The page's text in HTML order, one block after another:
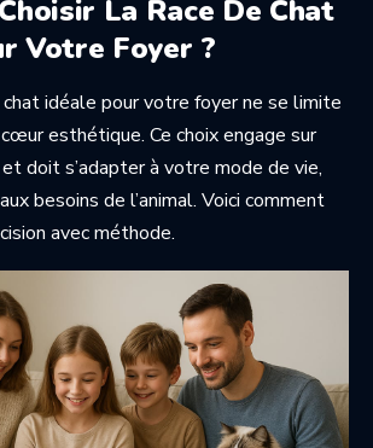
La Race De Chat
Votre Foyer ?
chat idéale pour votre foyer ne se limite
esthétique. Ce choix engage sur
doit s’adapter à votre mode de vie,
besoins de l’animal. Voici comment
avec méthode.